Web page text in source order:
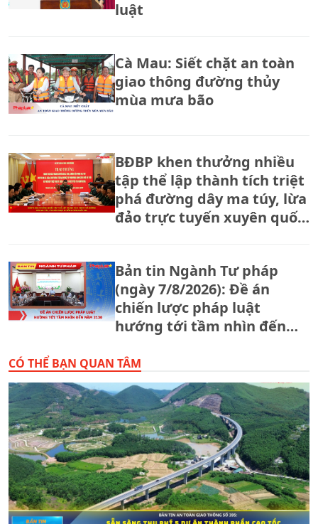
luật
Cà Mau: Siết chặt an toàn
giao thông đường thủy
mùa mưa bão
BĐBP khen thưởng nhiều
tập thể lập thành tích triệt
phá đường dây ma túy, lừa
đảo trực tuyến xuyên quốc
Bản tin Ngành Tư pháp
(ngày 7/8/2026): Đề án
chiến lược pháp luật
hướng tới tầm nhìn đến
CÓ THỂ BẠN QUAN TÂM